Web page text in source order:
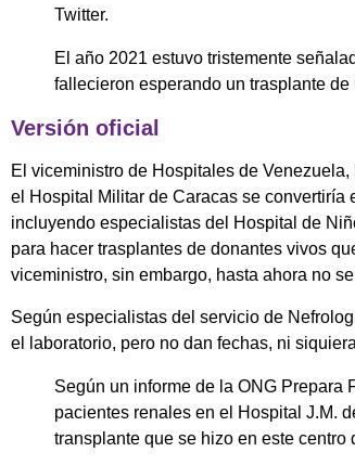
Twitter.
El año 2021 estuvo tristemente
fallecieron esperando un trasplante de
Versión oficial
El viceministro de Hospitales de
el Hospital Militar de Caracas se convertiría
incluyendo especialistas del Hospital de
para hacer trasplantes de donantes vivos
viceministro, sin embargo, hasta ahora no
Según especialistas del servicio de
el laboratorio, pero no dan fechas, ni
Según un informe de la ONG Prepara
pacientes renales en el Hospital J.M.
transplante que se hizo en este centro